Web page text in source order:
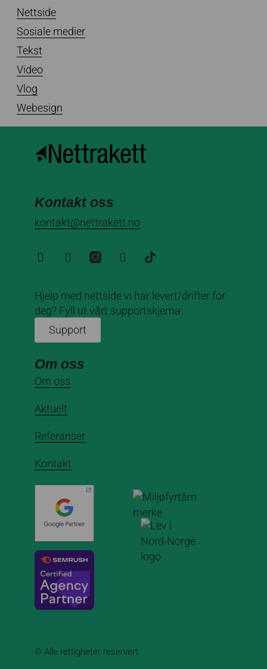
Nettside
Sosiale medier
Tekst
Video
Vlog
Webesign
Kontakt oss
kontakt@nettrakett.no
Hjelp med nettside vi har levert/drifter for
deg? Fyll ut vårt supportskjema:
Support
Om oss
Om oss
Aktuelt
Referanser
Kontakt
© Alle rettigheter reservert.